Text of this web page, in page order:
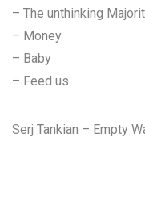
– The unthinking
– Money
– Baby
– Feed us
Serj Tankian – Empty